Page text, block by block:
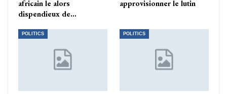
africain le alors
dispendieux de…
approvisionner le lutin
POLITICS POLITICS